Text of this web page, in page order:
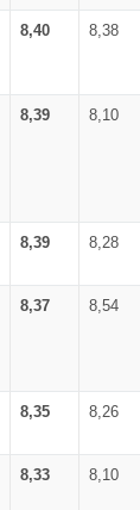
8,40 8,38
8,39 8,10
8,39 8,28
8,37 8,54
8,35 8,26
8,33 8,10